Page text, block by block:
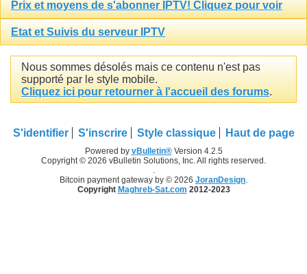
Prix et moyens de s'abonner IPTV! Cliquez pour voir
Etat et Suivis du serveur IPTV
Nous sommes désolés mais ce contenu n'est pas
supporté par le style mobile.
Cliquez ici pour retourner à l'accueil des forums.
S'identifier S'inscrire Style classique Haut de page
Powered by vBulletin®Version 4.2.5
Copyright © 2026 vBulletin Solutions, Inc. All rights reserved.
.
Bitcoin payment gateway by © 2026 JoranDesign.
Copyright Maghreb-Sat.com 2012-2023